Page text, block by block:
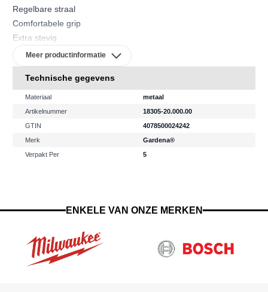
Regelbare straal
Comfortabele grip
Extra stevig
Vorstbestendig
Meer productinformatie
Technische gegevens
Materiaal
metaal
Artikelnummer
18305-20.000.00
GTIN
4078500024242
Merk
Gardena®
Verpakt Per
5
ENKELE VAN ONZE MERKEN
Navigating through the elements of the carousel is possible using the
Press to skip the carousel